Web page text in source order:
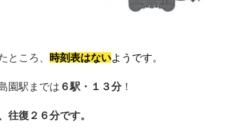
ところ、 時刻表はない ようです。
園駅までは ６駅・１３分！
往復２６分です。